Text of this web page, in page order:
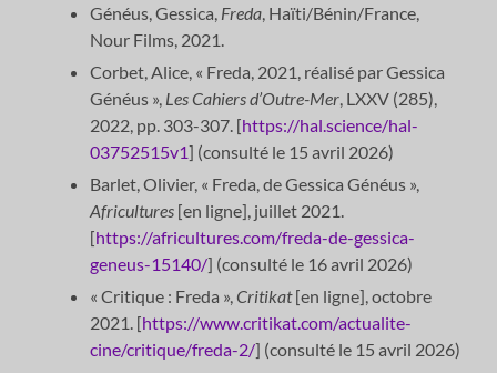
Généus, Gessica, Freda, Haïti/Bénin/France,
Nour Films, 2021.
Corbet, Alice, « Freda, 2021, réalisé par Gessica
Généus », Les Cahiers d’Outre-Mer, LXXV (285),
2022, pp. 303-307. [https://hal.science/hal-
03752515v1] (consulté le 15 avril 2026)
Barlet, Olivier, « Freda, de Gessica Généus »,
Africultures [en ligne], juillet 2021.
[https://africultures.com/freda-de-gessica-
geneus-15140/] (consulté le 16 avril 2026)
« Critique : Freda »,Critikat[en ligne], octobre
2021. [https://www.critikat.com/actualite-
cine/critique/freda-2/] (consulté le 15 avril 2026)